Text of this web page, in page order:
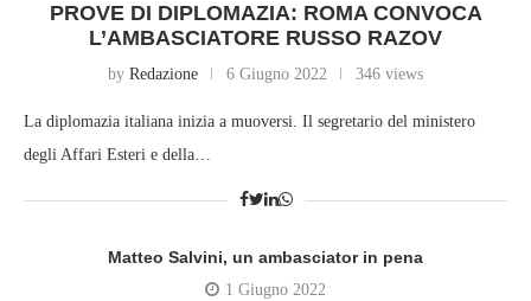
PROVE DI DIPLOMAZIA: ROMA CONVOCA
L’AMBASCIATORE RUSSO RAZOV
by Redazione 6 Giugno 2022 346 views
La diplomazia italiana inizia a muoversi. Il segretario del ministero
degli Affari Esteri e della…
Matteo Salvini, un ambasciator in pena
1 Giugno 2022